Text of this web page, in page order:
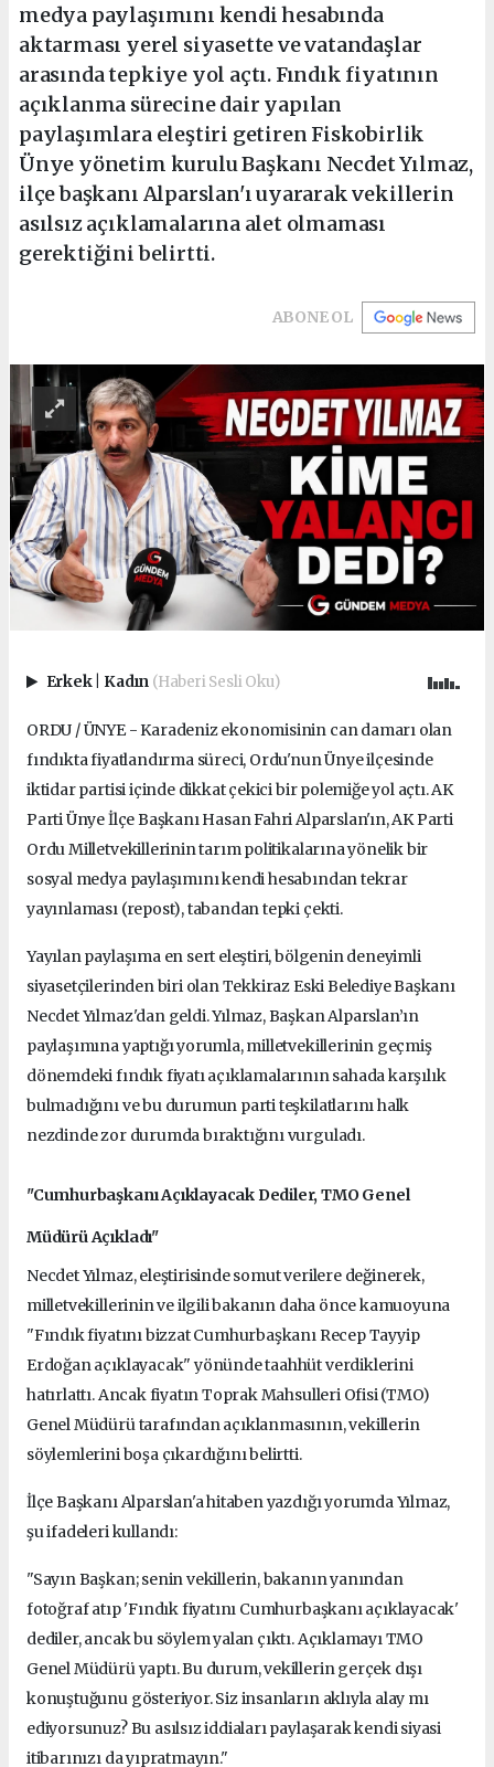
medya paylaşımını kendi hesabında
aktarması yerel siyasette ve vatandaşlar
arasında tepkiye yol açtı. Fındık fiyatının
açıklanma sürecine dair yapılan
paylaşımlara eleştiri getiren Fiskobirlik
Ünye yönetim kurulu Başkanı Necdet Yılmaz,
ilçe başkanı Alparslan'ı uyararak vekillerin
asılsız açıklamalarına alet olmaması
gerektiğini belirtti.
ABONE OL
Erkek Kadın (Haberi Sesli Oku)
ORDU / ÜNYE - Karadeniz ekonomisinin can damarı olan
fındıkta fiyatlandırma süreci, Ordu'nun Ünye ilçesinde
iktidar partisi içinde dikkat çekici bir polemiğe yol açtı. AK
Parti Ünye İlçe Başkanı Hasan Fahri Alparslan'ın, AK Parti
Ordu Milletvekillerinin tarım politikalarına yönelik bir
sosyal medya paylaşımını kendi hesabından tekrar
yayınlaması (repost), tabandan tepki çekti.
Yayılan paylaşıma en sert eleştiri, bölgenin deneyimli
siyasetçilerinden biri olan Tekkiraz Eski Belediye Başkanı
Necdet Yılmaz'dan geldi. Yılmaz, Başkan Alparslan’ın
paylaşımına yaptığı yorumla, milletvekillerinin geçmiş
dönemdeki fındık fiyatı açıklamalarının sahada karşılık
bulmadığını ve bu durumun parti teşkilatlarını halk
nezdinde zor durumda bıraktığını vurguladı.
"Cumhurbaşkanı Açıklayacak Dediler, TMO Genel
Müdürü Açıkladı"
Necdet Yılmaz, eleştirisinde somut verilere değinerek,
milletvekillerinin ve ilgili bakanın daha önce kamuoyuna
"Fındık fiyatını bizzat Cumhurbaşkanı Recep Tayyip
Erdoğan açıklayacak" yönünde taahhüt verdiklerini
hatırlattı. Ancak fiyatın Toprak Mahsulleri Ofisi (TMO)
Genel Müdürü tarafından açıklanmasının, vekillerin
söylemlerini boşa çıkardığını belirtti.
İlçe Başkanı Alparslan'a hitaben yazdığı yorumda Yılmaz,
şu ifadeleri kullandı:
"Sayın Başkan; senin vekillerin, bakanın yanından
fotoğraf atıp 'Fındık fiyatını Cumhurbaşkanı açıklayacak'
dediler, ancak bu söylem yalan çıktı. Açıklamayı TMO
Genel Müdürü yaptı. Bu durum, vekillerin gerçek dışı
konuştuğunu gösteriyor. Siz insanların aklıyla alay mı
ediyorsunuz? Bu asılsız iddiaları paylaşarak kendi siyasi
itibarınızı da yıpratmayın."